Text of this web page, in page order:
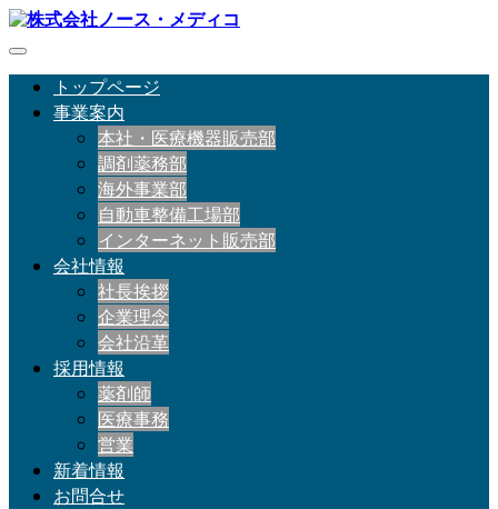
トップページ
事業案内
本社・医療機器販売部
調剤薬務部
海外事業部
自動車整備工場部
インターネット販売部
会社情報
社長挨拶
企業理念
会社沿革
採用情報
薬剤師
医療事務
営業
新着情報
お問合せ